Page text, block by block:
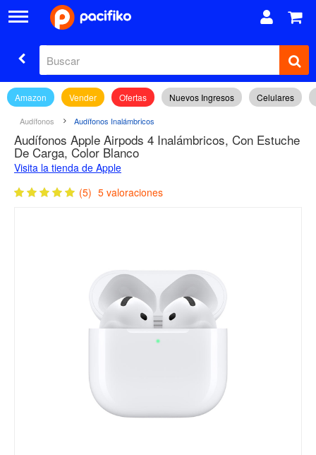
Amazon Vender Ofertas Nuevos Ingresos Celulares
Audífonos Audífonos Inalámbricos
Audífonos Apple Airpods 4 Inalámbricos, Con Estuche
De Carga, Color Blanco
Visita la tienda de Apple
(5) 5 valoraciones